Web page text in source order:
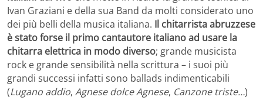
Ivan Graziani e della sua Band da molti considerato uno
dei più belli della musica italiana. Il chitarrista abruzzese
è stato forse il primo cantautore italiano ad usare la
chitarra elettrica in modo diverso; grande musicista
rock e grande sensibilità nella scrittura – i suoi più
grandi successi infatti sono ballads indimenticabili
(Lugano addio, Agnese dolce Agnese, Canzone triste…)